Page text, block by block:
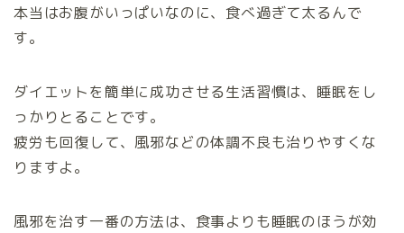
本当はお腹がいっぱいなのに、食べ過ぎて太るんで
す。
ダイエットを簡単に成功させる生活習慣は、睡眠をし
っかりとることです。
疲労も回復して、風邪などの体調不良も治りやすくな
りますよ。
風邪を治す一番の方法は、食事よりも睡眠のほうが効